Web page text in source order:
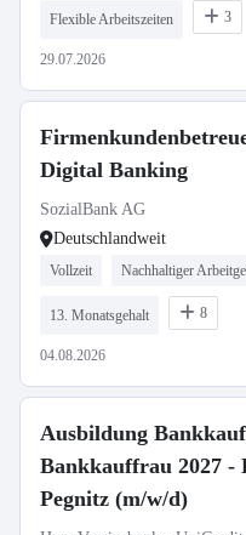
Flexible Arbeitszeiten 3
29.07.2026
Digital Banking
SozialBank AG
Deutschlandweit
Vollzeit Nachhaltiger
13. Monatsgehalt 8
04.08.2026
Ausbildung
Bankkauffrau 2027 -
Pegnitz (m/w/d)